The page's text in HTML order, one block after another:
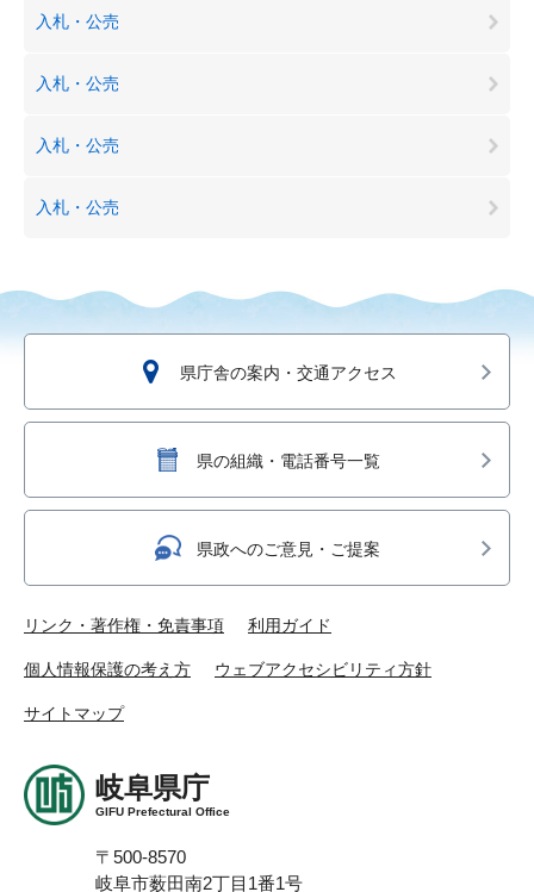
入札・公売
入札・公売
入札・公売
入札・公売
県庁舎の案内・交通アクセス
県の組織・電話番号一覧
県政へのご意見・ご提案
リンク・著作権・免責事項 利用ガイド
個人情報保護の考え方 ウェブアクセシビリティ方針
サイトマップ
岐阜県庁
GIFU Prefectural Office
〒500-8570
岐阜市薮田南2丁目1番1号